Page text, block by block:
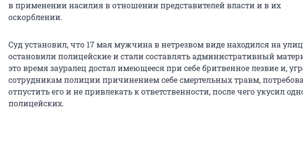
в применении насилия в отношении представителей власти и в их
оскорблении.
Суд установил, что 17 мая мужчина в нетрезвом виде находился на
остановили полицейские и стали составлять административный
это время зауралец достал имеющееся при себе бритвенное лезвие и,
сотрудникам полиции причинением себе смертельных травм,
отпустить его и не привлекать к ответственности, после чего укусил
полицейских.